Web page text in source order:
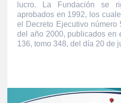
lucro. La Fundación se
aprobados en 1992, los
el Decreto Ejecutivo
del año 2000, publicados en
136, tomo 348, del día 20 de